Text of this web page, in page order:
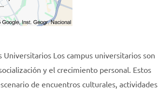
Los campus universitarios son
y el crecimiento personal. Estos
de encuentros culturales, actividades